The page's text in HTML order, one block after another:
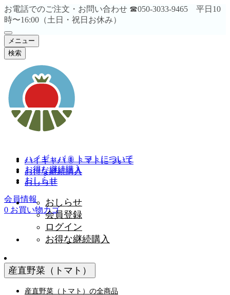
お電話でのご注文・お問い合わせ ☎︎050-3033-9465 平日10
時〜16:00（土日・祝日お休み）
メニュー
検索
ハイギャバ ® トマトについて
お得な継続購入
おしらせ
会員情報
0 お買い物カゴ
ハイギャバ ® トマトについて
お得な継続購入
おしらせ
おしらせ
会員登録
ログイン
お得な継続購入
産直野菜（トマト）
産直野菜（トマト）の全商品